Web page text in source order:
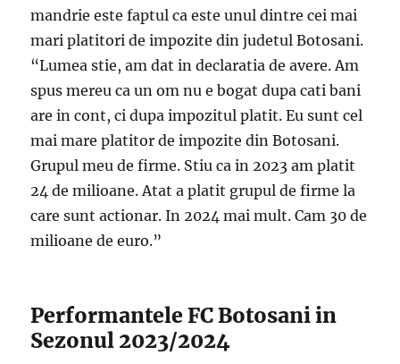
mandrie este faptul ca este unul dintre cei mai
mari platitori de impozite din judetul Botosani.
“Lumea stie, am dat in declaratia de avere. Am
spus mereu ca un om nu e bogat dupa cati bani
are in cont, ci dupa impozitul platit. Eu sunt cel
mai mare platitor de impozite din Botosani.
Grupul meu de firme. Stiu ca in 2023 am platit
24 de milioane. Atat a platit grupul de firme la
care sunt actionar. In 2024 mai mult. Cam 30 de
milioane de euro.”
Performantele FC Botosani in
Sezonul 2023/2024